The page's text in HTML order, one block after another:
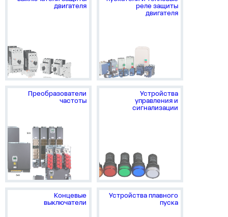
двигателя
реле защиты
двигателя
Преобразователи
частоты
Устройства
управления и
сигнализации
Концевые
выключатели
Устройства плавного
пуска